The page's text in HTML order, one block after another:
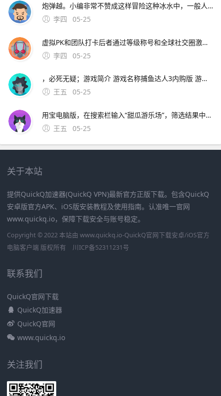
炮弹越。小编非常不赞成这样冒险这种冰水中，一般人只能维持思维几分钟而且这人没有任何可靠的安全措施，但是出意外，必死无疑；游戏简介 游戏名称捕鱼达人3内购版 游戏类型捕鱼游戏 游戏平台安卓 整理时间20200704 游戏评分9
李四
05-25
虚拟PK和团队打卡后者通过等级称号和全球社交圈激发荣誉感Rumbo则以小狗教练跟练为特色，适合偏好轻松健身的用户二专业数据追踪与健康管理Move和Me注重科学分析；天天跳绳双人切水果识别通过个人站在体感前边跳绳计数AR运动体育家庭作业
李四
05-25
，必死无疑；游戏简介 游戏名称捕鱼达人3内购版 游戏类型捕鱼游戏 游戏平台安卓 整理时间20200704 游戏评分92游戏介绍心得技巧分享 特别说明 游戏为内购版，进
王五
05-25
用宝电脑版，在搜索栏输入“甜瓜游乐场”，筛选结果中需注意选择与340版本匹配的小游戏。甜瓜游乐场330版本可通过应用宝平台下载，具体操作及注意事项如下1 移动端下载条件与步骤该版本支持安卓45及以上或iOS 100及以上系统用户需先在移动设备上安装应用
王五
05-25
关于本站
提供QuickQ加速器(QuickQ VPN)最新官方正版下载。包含QuickQ
安卓版官方APK、iOS版安装教程及使用指南。认准唯一官网
www.quickq.io，保障下载安全与账号稳定。
Copyright © 2022 本站由 www.quickq.io-QuickQ官网下载安卓/iOS官方
电脑客户端 版权所有
川ICP备52311231号
联系我们
QuickQ官网下载
QuickQ加速器
QuickQ官网
www.quickq.io
关注我们